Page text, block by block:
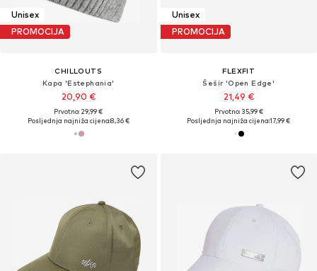
Unisex
PROMOCIJA
CHILLOUTS
Kapa 'Estephania'
20,90 €
Prvotno: 29,99 €
Posljednja najniža cijena:8,36 €
Unisex
PROMOCIJA
FLEXFIT
Šešir 'Open Edge'
21,49 €
Prvotno: 35,99 €
Posljednja najniža cijena:17,99 €